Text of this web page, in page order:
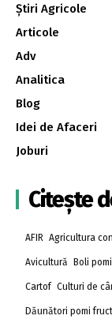
Știri Agricole
Articole
Adv
Analitica
Blog
Idei de Afaceri
Joburi
Citește
AFIR Agricultura
Avicultură Boli
Cartof Culturi de
Dăunători pomi